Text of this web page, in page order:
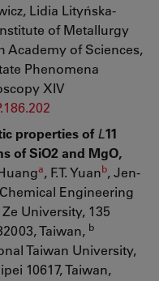
Lidia Lityńska-
of Metallurgy
Academy of Sciences,
Phenomena
XIV
properties ofL11
of SiO2 and MgO,
a, F.T. Yuanb, Jen-
Engineering
University, 135
Taiwan, b
Taiwan University,
10617, Taiwan,